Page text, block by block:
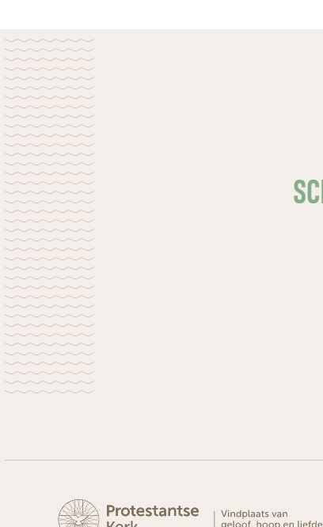
zijn, zelfs als je denkt dat je die kwijt